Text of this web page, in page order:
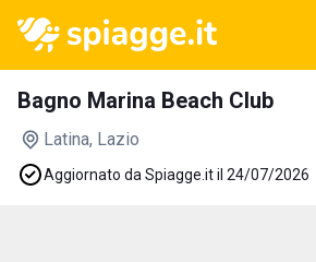
Bagno Marina Beach Club
Latina, Lazio
Aggiornato da Spiagge.it il 24/07/2026